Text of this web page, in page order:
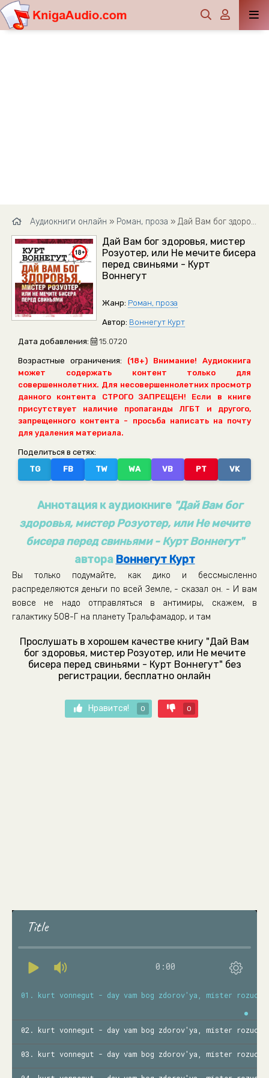
Аудиокниги онлайн » Роман, проза » Дай Вам бог здоровья, мистер Розуотер, или Не мечите бисера перед свиньями - Курт Воннегут
Дай Вам бог здоровья, мистер
Розуотер, или Не мечите бисера
перед свиньями - Курт
Воннегут
Жанр: Роман, проза
Автор: Воннегут Курт
Дата добавления: 15.07.20
Возрастные ограничения:
(18+) Внимание! Аудиокнига
может содержать контент только для
совершеннолетних. Для несовершеннолетних просмотр
данного контента СТРОГО ЗАПРЕЩЕН! Если в книге
присутствует наличие пропаганды ЛГБТ и другого,
запрещенного контента - просьба написать на почту
для удаления материала.
Поделиться в сетях:
TG
FB TW WA VB PT VK
Аннотация к аудиокниге "Дай Вам бог
здоровья, мистер Розуотер, или Не мечите
бисера перед свиньями - Курт Воннегут"
автора Воннегут Курт
Вы только подумайте, как дико и бессмысленно
распределяются деньги по всей Земле, - сказал он. - И вам
вовсе не надо отправляться в антимиры, скажем, в
галактику 508-Г на планету Тральфамадор, и там
Прослушать в хорошем качестве книгу "Дай Вам
бог здоровья, мистер Розуотер, или Не мечите
бисера перед свиньями - Курт Воннегут" без
регистрации, бесплатно онлайн
Нравится! 0 0
Title
0:00
01. kurt vonnegut - day vam bog zdorov'ya, mister
02. kurt vonnegut - day vam bog zdorov'ya, mister
03. kurt vonnegut - day vam bog zdorov'ya, mister